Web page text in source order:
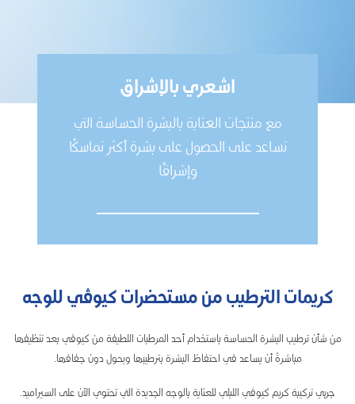
اشعري بالإشراق
مع منتجات العناية بالبشرة الحساسة التي
تساعد على الحصول على بشرة أكثر تماسكًا
وإشراقًا
كريمات الترطيب من مستحضرات كيوڤي للوجه
من شأن ترطيب البشرة الحساسة باستخدام أحد المرطبات اللطيفة من كيوڤي بعد تنظيفها
مباشرةً أن يساعد في احتفاظ البشرة بترطيبها ويحول دون جفافها.
جربي تركيبة كريم كيوڤي الليلي للعناية بالوجه الجديدة التي تحتوي الآن على السيراميد.